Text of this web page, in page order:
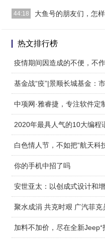
我们使用代理软件拦截 http 或者
44:18 大鱼号的朋友们，怎
布内容了，真开心！分
热文排行榜
基金战“疫”|景顺长城基金：
中项网·雅睿捷，专注软件定
2020年最具人气的10大编程
白色情人节，不如把“航天科
你的手机中招了吗
聚水成涓 共克时艰 广汽菲克
加料不加价，尽在全新Jeep⁺